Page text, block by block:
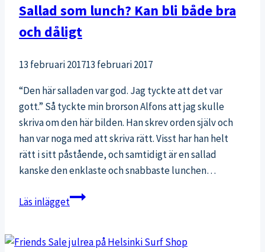
Sallad som lunch? Kan bli både bra
och dåligt
13 februari 201713 februari 2017
“Den här salladen var god. Jag tyckte att det var
gott.” Så tyckte min brorson Alfons att jag skulle
skriva om den här bilden. Han skrev orden själv och
han var noga med att skriva rätt. Visst har han helt
rätt i sitt påstående, och samtidigt är en sallad
kanske den enklaste och snabbaste lunchen…
Läs inläggetSallad
Kan